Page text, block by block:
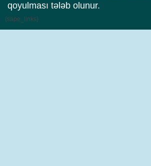
qoyulması tələb olunur.
{sape_links}